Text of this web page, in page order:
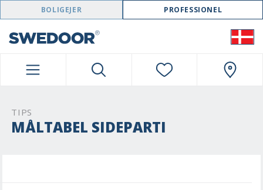
SWEDOOR NAVIGATION
BOLIGEJER PROFESSIONEL
TIPS
MÅLTABEL SIDEPARTI